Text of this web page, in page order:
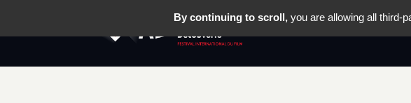
By continuing to scroll,you are allowing all third-